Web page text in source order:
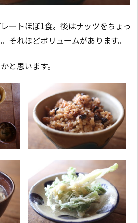
ートほぼ1食。後はナッツをちょっ
それほどボリュームがあります。
と思います。